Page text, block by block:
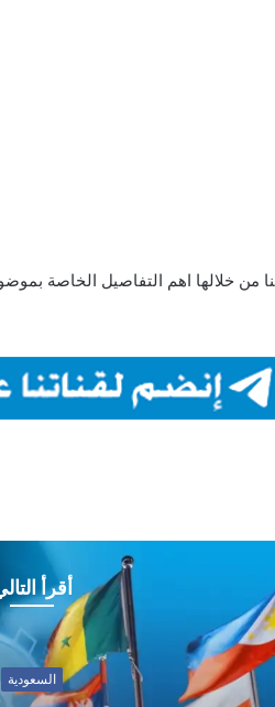
من خلالها اهم التفاصيل الخاصة
أقرأ
السعودية